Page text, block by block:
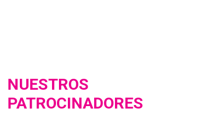
NUESTROS
PATROCINADORES